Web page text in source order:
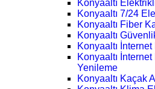
Konyaaltı
Konyaaltı 7/24
Konyaaltı Fiber
Konyaaltı
Konyaaltı İnternet
Konyaaltı
Yenileme
Konyaaltı Kaçak